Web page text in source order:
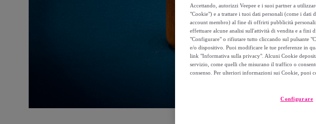
Accettando, autorizzi Veepee e i suoi partner a
"Cookie") e a trattare i tuoi dati personali (come i
account membro) al fine di offrirti pubblicità
effettuare alcune analisi sull'attività di vendita e a fini
"Configurare" o rifiutare tutto cliccando sul pulsante
e/o dispositivo. Puoi modificare le tue preferenze in
link "Informativa sulla privacy". Alcuni Cookie
servizio, come quelli che misurano il traffico o
consenso. Per ulteriori informazioni sui Cookie, puoi
Configurare